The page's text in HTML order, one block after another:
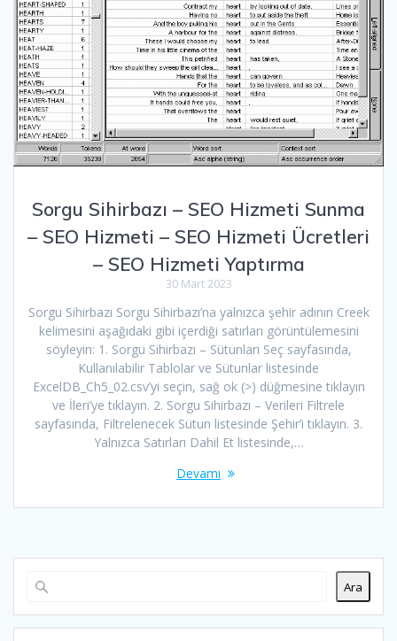
Sorgu Sihirbazı – SEO Hizmeti Sunma
– SEO Hizmeti – SEO Hizmeti Ücretleri
– SEO Hizmeti Yaptırma
30 Mart 2023
Sorgu Sihirbazı Sorgu Sihirbazı’na yalnızca şehir adının Creek
kelimesini aşağıdaki gibi içerdiği satırları görüntülemesini
söyleyin: 1. Sorgu Sihirbazı – Sütunları Seç sayfasında,
Kullanılabilir Tablolar ve Sütunlar listesinde
ExcelDB_Ch5_02.csv’yi seçin, sağ ok (>) düğmesine tıklayın
ve İleri’ye tıklayın. 2. Sorgu Sihirbazı – Verileri Filtrele
sayfasında, Filtrelenecek Sütun listesinde Şehir’i tıklayın. 3.
Yalnızca Satırları Dahil Et listesinde,…
Devamı
Ara